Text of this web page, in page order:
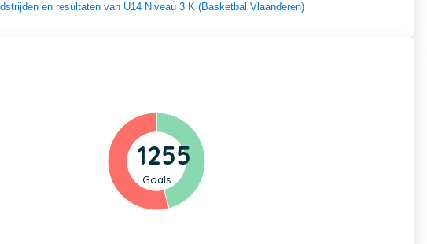
en resultaten van U14 Niveau 3 K (Basketbal Vlaanderen)
1255
Goals